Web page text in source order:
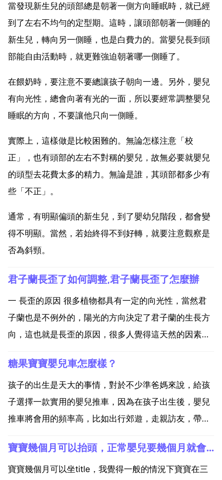
當發現新生兒的頭部總是朝著一側方向睡眠時，就已經
到了左右不均勻的定型期。這時，讓頭部朝著一側睡的
新生兒，轉向另一側睡，也是白費力的。當嬰兒長到頭
部能自由活動時，就更難強迫朝著哪一側睡了。
在餵奶時，要注意不要總讓孩子朝向一邊。另外，嬰兒
有向光性，總會向著有光的一面，所以要經常調整嬰兒
睡眠的方向，不要讓他只向一側睡。
實際上，這樣做是比較困難的。無論怎樣注意「校
正」，也有頭部的左右不對稱的嬰兒，故無必要就嬰兒
的頭型去花費太多的精力。無論是誰，其頭部都多少有
些「不正」。
通常，有明顯偏頭的新生兒，到了嬰幼兒階段，都會變
得不明顯。當然，若始終得不到好轉，就要注意觀察是
否為斜頸。
君子蘭長歪了如何調整,君子蘭長歪了怎麼辦
一 長歪的原因 很多植物都具有一定的向光性，當然君
子蘭也是不例外的，陽光的方向決定了君子蘭的生長方
向，這也就是長歪的原因，很多人覺得這天然的因素很
個問題，下面我們就來看看具體怎麼調整這個長歪的問
題吧 二 解決辦法 1.人為調整 當我們的植株一直向一邊
生...
糖果寶寶嬰兒車怎麼樣？
孩子的出生是天大的事情，對於不少準爸媽來說，給孩
子選擇一款實用的嬰兒推車，因為在孩子出生後，嬰兒
推車將會用的頻率高，比如出行郊遊，走親訪友，帶上
爸3年的經驗教準爸準媽們如何選擇嬰兒推車。寶寶坐
在嬰兒推車裡面和媽媽交流。嬰兒推車要看是否平穩，
寶寶幾個月可以抬頭，正常嬰兒要幾個月就會抬頭了
寶寶幾個月可以坐title，我覺得一般的情況下寶寶在三